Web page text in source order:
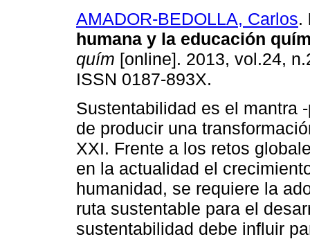
AMADOR-BEDOLLA, Carlos.
humana y la educación
quím [online]. 2013, vol.24,
ISSN 0187-893X.
Sustentabilidad es el mantra
de producir una
XXI. Frente a los retos
en la actualidad el
humanidad, se requiere la
ruta sustentable para el
sustentabilidad debe influir